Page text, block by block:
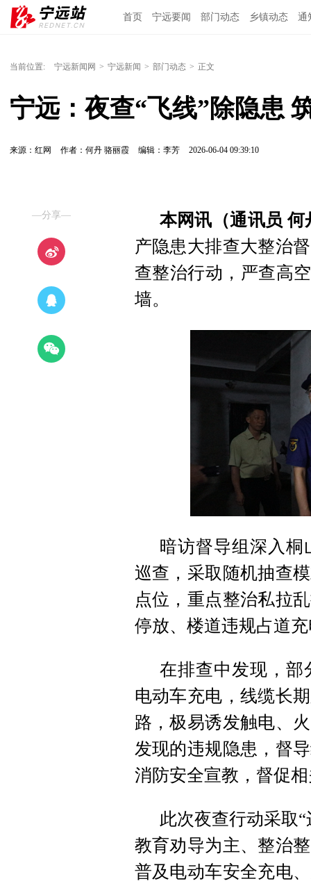
首页 宁远要闻 部门动态 乡镇动态 通
当前位置: 宁远新闻网 > 宁远新闻 > 部门动态 > 正文
宁远：夜查“飞线”除隐患
来源：红网 作者：何丹 骆丽霞 编辑：李芳 2026-06-04 09:39:10
—分享—
本网讯（通讯员 何
产隐患大排查大整治
查整治行动，严查高
墙。
暗访督导组深入
巡查，采取随机抽查
点位，重点整治私拉
停放、楼道违规占道
在排查中发现，部
电动车充电，线缆长
路，极易诱发触电、
发现的违规隐患，督
消防安全宣教，督促
此次夜查行动采取
教育劝导为主、整治
普及电动车安全充电